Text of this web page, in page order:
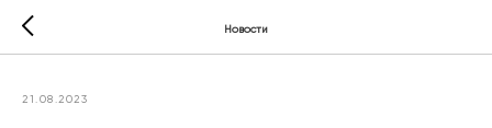
Новости
21.08.2023